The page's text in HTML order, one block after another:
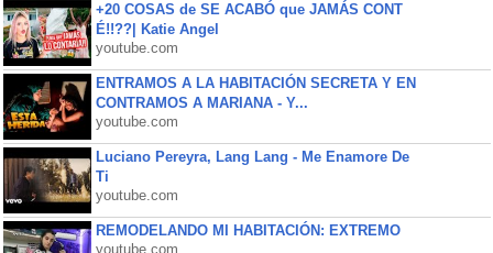
+20 COSAS de SE ACABÓ que JAMÁS CONT
É!!??| Katie Angel
youtube.com
ENTRAMOS A LA HABITACIÓN SECRETA Y EN
CONTRAMOS A MARIANA - Y...
youtube.com
Luciano Pereyra, Lang Lang - Me Enamore De
Ti
youtube.com
REMODELANDO MI HABITACIÓN: EXTREMO
youtube.com